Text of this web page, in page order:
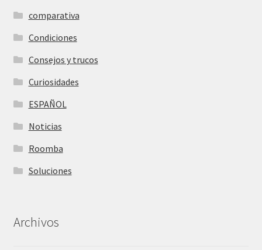
comparativa
Condiciones
Consejos y trucos
Curiosidades
ESPAÑOL
Noticias
Roomba
Soluciones
Archivos